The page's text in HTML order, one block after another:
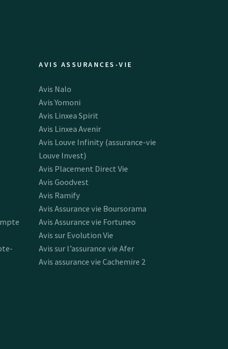
AVIS ASSURANCES-VIE
Avis Nalo
Avis Yomoni
Avis Linxea Spirit
Avis Linxea Avenir
Avis Louve Infinity (assurance-vie
Louve Invest)
Avis Placement Direct Vie
Avis Goodvest
Avis Ramify
Avis Assurance vie Boursorama
Avis Assurance vie Fortuneo
Avis sur Evolution Vie
Avis sur l’assurance vie Afer
Avis assurance vie Cachemire 2